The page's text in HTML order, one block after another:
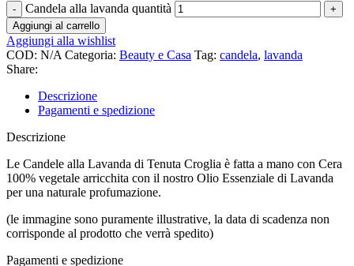
Candela alla lavanda quantità
Aggiungi al carrello
Aggiungi alla wishlist
COD: N/A Categoria: Beauty e Casa Tag: candela, lavanda
Share:
Descrizione
Pagamenti e spedizione
Descrizione
Le Candele alla Lavanda di Tenuta Croglia è fatta a mano con Cera
100% vegetale arricchita con il nostro Olio Essenziale di Lavanda
per una naturale profumazione.
(le immagine sono puramente illustrative, la data di scadenza non
corrisponde al prodotto che verrà spedito)
Pagamenti e spedizione